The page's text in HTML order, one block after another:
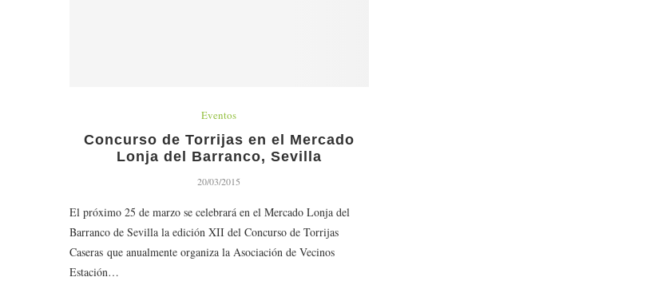
Eventos
Concurso de Torrijas en el Mercado
Lonja del Barranco, Sevilla
20/03/2015
El próximo 25 de marzo se celebrará en el Mercado Lonja del
Barranco de Sevilla la edición XII del Concurso de Torrijas
Caseras que anualmente organiza la Asociación de Vecinos
Estación…